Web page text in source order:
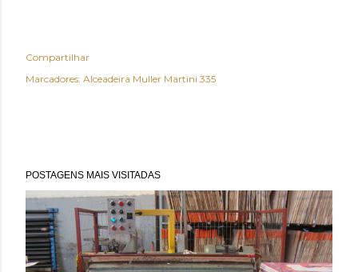
Compartilhar
Marcadores: Alceadeira Muller Martini 335
POSTAGENS MAIS VISITADAS